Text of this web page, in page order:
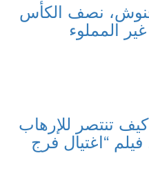
نصف الكأس
المملوء
تنتصر للإرهاب
“اغتيال فرج